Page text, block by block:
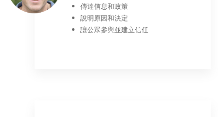
傳達信息和政策
說明原因和決定
讓公眾參與並建立信任